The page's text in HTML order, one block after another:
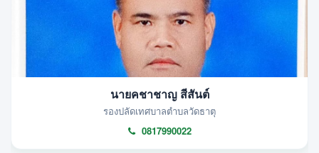
นายคชาชาญ สีสันต์
รองปลัดเทศบาลตำบลวัดธาตุ
0817990022